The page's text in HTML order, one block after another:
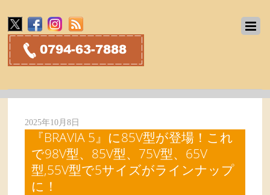
2025年10月8日
『BRAVIA 5』に85V型が登場！これ
で98V型、85V型、75V型、65V
型,55V型で5サイズがラインナップ
に！